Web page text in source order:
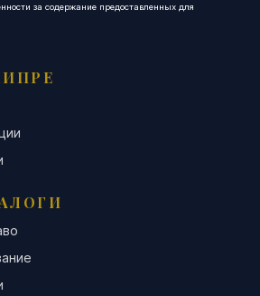
за содержание предоставленных для